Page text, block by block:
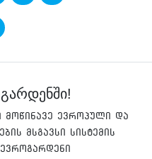
მოწინავე ევროპული და
მსგავსი სისტემის